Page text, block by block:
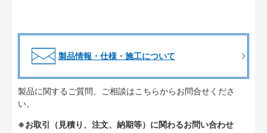
製品情報・仕様・施工について
製品に関するご質問、ご相談はこちらからお問合せくださ
い。
※お取引（見積り、注文、納期等）に関わるお問い合わせ